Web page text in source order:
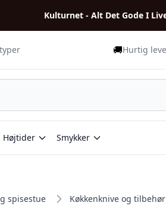
Kulturnet - Alt Det Gode I
🚚Hurtig
Højtider Smykker
spisestue Køkkenknive og tilbehør